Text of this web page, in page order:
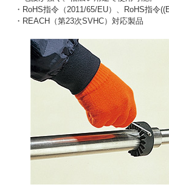
・RoHS指令（2011/65/EU）、RoHS指令
・REACH（第23次SVHC）対応製品